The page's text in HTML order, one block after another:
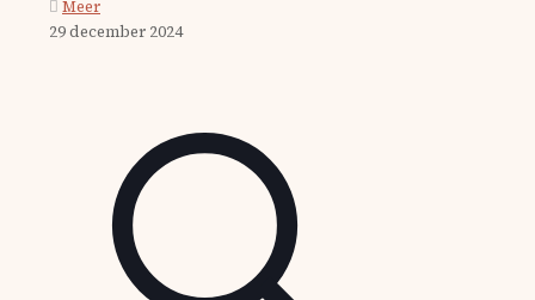
Meer
29 december 2024